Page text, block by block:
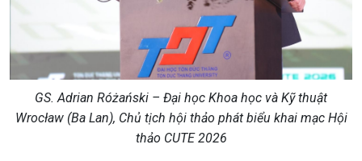
GS. Adrian Różański – Đại học Khoa học và Kỹ thuật
Wrocław (Ba Lan), Chủ tịch hội thảo phát biểu khai mạc Hội
thảo CUTE 2026